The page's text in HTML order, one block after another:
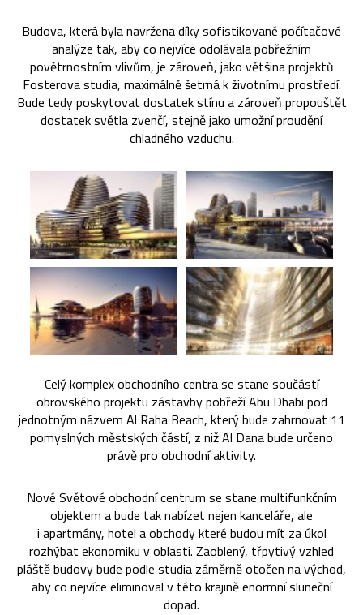
Budova, která byla navržena díky sofistikované počítačové
analýze tak, aby co nejvíce odolávala pobřežním
povětrnostním vlivům, je zároveň, jako většina projektů
Fosterova studia, maximálně šetrná k životnímu prostředí.
Bude tedy poskytovat dostatek stínu a zároveň propouštět
dostatek světla zvenčí, stejně jako umožní proudění
chladného vzduchu.
Celý komplex obchodního centra se stane součástí
obrovského projektu zástavby pobřeží Abu Dhabi pod
jednotným názvem Al Raha Beach, který bude zahrnovat 11
pomyslných městských částí, z niž Al Dana bude určeno
právě pro obchodní aktivity.
Nové Světové obchodní centrum se stane multifunkčním
objektem a bude tak nabízet nejen kanceláře, ale
i apartmány, hotel a obchody které budou mít za úkol
rozhýbat ekonomiku v oblasti. Zaoblený, třpytivý vzhled
pláště budovy bude podle studia záměrně otočen na východ,
aby co nejvíce eliminoval v této krajině enormní sluneční
dopad.